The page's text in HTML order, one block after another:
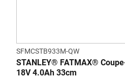
SFMCSTB933M-QW
STANLEY® FATMAX®
18V 4.0Ah 33cm